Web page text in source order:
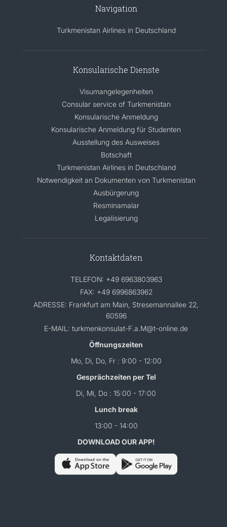
Navigation
Turkmenistan Airlines in Deutschland
Konsularische Dienste
Visumangelegenheiten
Consular service of Turkmenistan
Konsularische Anmeldung
Konsularische Anmeldung für Studenten
Ausstellung des Ausweises
Botschaft
Turkmenistan Airlines in Deutschland
Notwendigkeit an Dokumenten von Turkmenistan
Ausbürgerung
Resminamalar
Legalisierung
Kontaktdaten
TELEFON: +49 6963803963
FAX: +49 6996863962
ADRESSE: Frankfurt am Main, Stresemannallee 22,
60596
E-MAIL: turkmenkonsulat-F.a.M@t-online.de
Öffnungszeiten
Mo, Di, Do, Fr : 9:00 - 12:00
Gesprächzeiten per Tel
Di, Mi, Do : 15:00 - 17:00
Lunch break
13:00 - 14:00
DOWNLOAD OUR APP!